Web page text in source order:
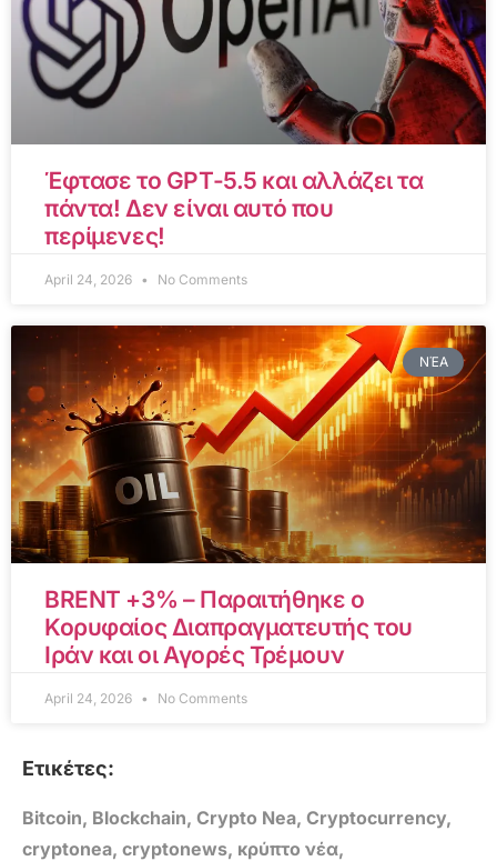
Έφτασε το GPT-5.5 και αλλάζει τα
πάντα! Δεν είναι αυτό που
περίμενες!
April 24, 2026 No Comments
ΝΈΑ
BRENT +3% – Παραιτήθηκε ο
Κορυφαίος Διαπραγματευτής του
Ιράν και οι Αγορές Τρέμουν
April 24, 2026 No Comments
Ετικέτες:
Bitcoin, Blockchain, Crypto Nea, Cryptocurrency,
cryptonea, cryptonews, κρύπτο νέα,